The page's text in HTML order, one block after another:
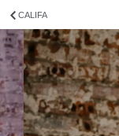
CALIFA